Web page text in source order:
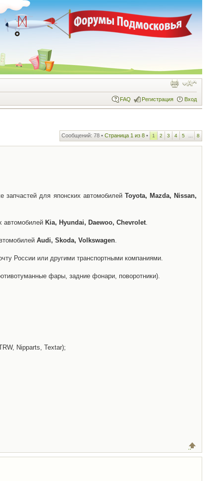
FAQ Регистрация Вход
Сообщений: 78 • Страница 1 из 8 • 1 2 3 4 5 8
для японских автомобилей Toyota, Mazda, Nissan,
автомобилей Kia, Hyundai, Daewoo, Chevrolet.
Audi, Skoda, Volkswagen.
России или другими транспортными компаниями.
фары, задние фонари, поворотники).
Nipparts, Textar);